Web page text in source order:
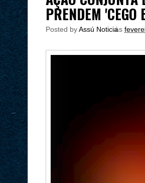
PRENDEM
Posted byAssú Noticia
às